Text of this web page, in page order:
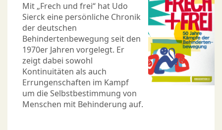
Mit „Frech und frei“ hat Udo
Sierck eine persönliche Chronik
der deutschen
Behindertenbewegung seit den
1970er Jahren vorgelegt. Er
zeigt dabei sowohl
Kontinuitäten als auch
Errungenschaften im Kampf
um die Selbstbestimmung von
Menschen mit Behinderung auf.